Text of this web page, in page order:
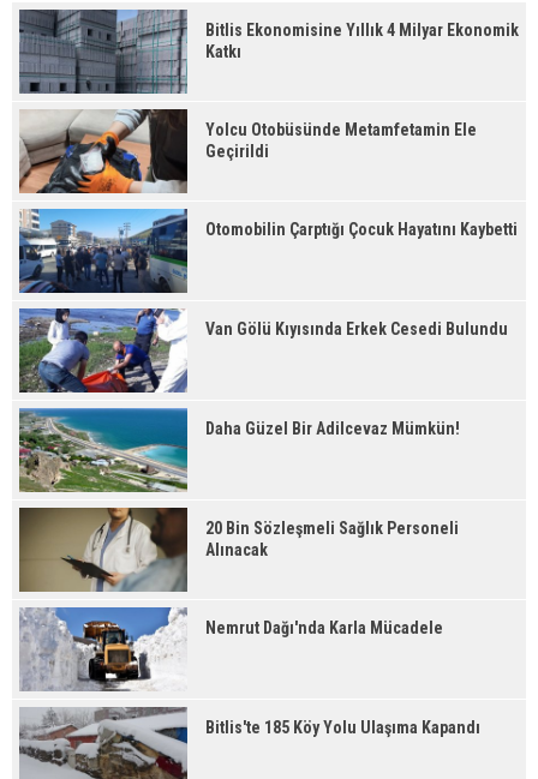
Bitlis Ekonomisine Yıllık 4 Milyar Ekonomik
Katkı
Yolcu Otobüsünde Metamfetamin Ele
Geçirildi
Otomobilin Çarptığı Çocuk Hayatını Kaybetti
Van Gölü Kıyısında Erkek Cesedi Bulundu
Daha Güzel Bir Adilcevaz Mümkün!
20 Bin Sözleşmeli Sağlık Personeli
Alınacak
Nemrut Dağı'nda Karla Mücadele
Bitlis'te 185 Köy Yolu Ulaşıma Kapandı